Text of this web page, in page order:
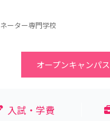
ーター専門学校
オープンキャンパス
入試・学費